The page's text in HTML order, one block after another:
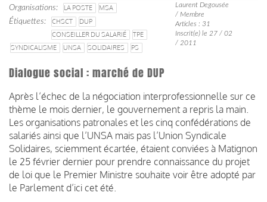
Organisations LA POSTE
MSA
Étiquettes
CHSCT
DUP
CONSEILLER DU SALARIÉ
TPE
SYNDICALISME
UNSA SOLIDAIRES PS
Laurent Degousée
/ Membre
Articles : 31
Inscrit(e) le 27 / 02
/ 2011
Dialogue social : marché de DUP
Après l’échec de la négociation interprofessionnelle sur ce
thème le mois dernier, le gouvernement a repris la main.
Les organisations patronales et les cinq confédérations de
salariés ainsi que l’UNSA mais pas l’Union Syndicale
Solidaires, sciemment écartée, étaient conviées à Matignon
le 25 février dernier pour prendre connaissance du projet
de loi que le Premier Ministre souhaite voir être adopté par
le Parlement d’ici cet été.